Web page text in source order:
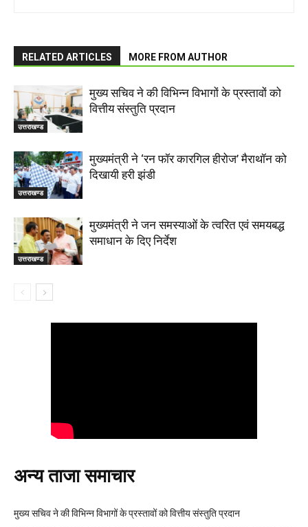
RELATED ARTICLES MORE FROM AUTHOR
उत्तराखण्ड
मुख्य सचिव ने की विभिन्न विभागों के प्रस्तावों को
वित्तीय संस्तुति प्रदान
उत्तराखण्ड
मुख्यमंत्री ने ‘रन फॉर कारगिल हीरोज’ मैराथॉन को
दिखायी हरी झंडी
उत्तराखण्ड
मुख्यमंत्री ने जन समस्याओं के त्वरित एवं समयबद्ध
समाधान के दिए निर्देश
अन्य ताजा समाचार
मुख्य सचिव ने की विभिन्न विभागों के प्रस्तावों को वित्तीय संस्तुति प्रदान